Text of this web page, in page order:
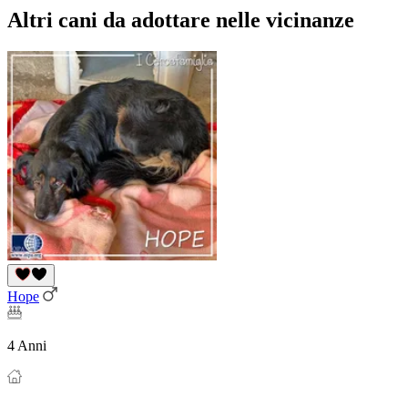
Altri cani da adottare nelle vicinanze
Hope
4 Anni